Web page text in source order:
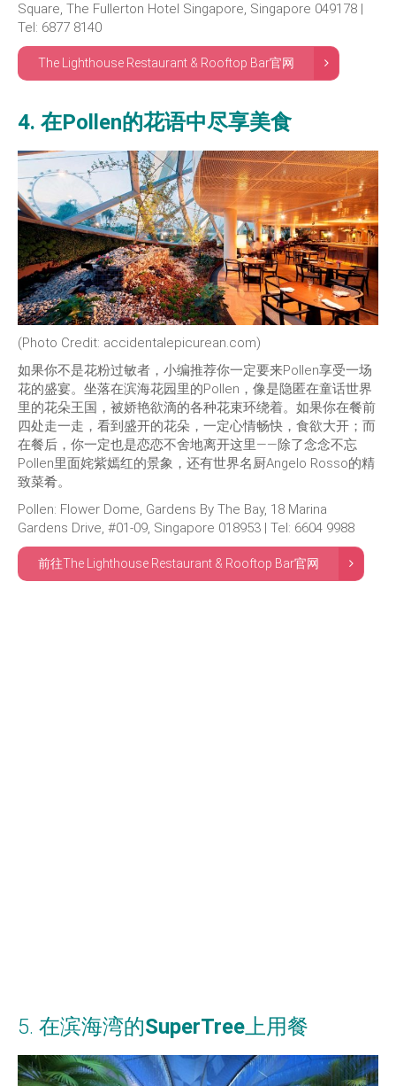
Square, The Fullerton Hotel Singapore, Singapore 049178 |
Tel: 6877 8140
The Lighthouse Restaurant & Rooftop Bar官网
4. 在Pollen的花语中尽享美食
(Photo Credit: accidentalepicurean.com)
如果你不是花粉过敏者，小编推荐你一定要来Pollen享受一场
花的盛宴。坐落在滨海花园里的Pollen，像是隐匿在童话世界
里的花朵王国，被娇艳欲滴的各种花束环绕着。如果你在餐前
四处走一走，看到盛开的花朵，一定心情畅快，食欲大开；而
在餐后，你一定也是恋恋不舍地离开这里——除了念念不忘
Pollen里面姹紫嫣红的景象，还有世界名厨Angelo Rosso的精
致菜肴。
Pollen: Flower Dome, Gardens By The Bay, 18 Marina
Gardens Drive, #01-09, Singapore 018953 | Tel: 6604 9988
前往The Lighthouse Restaurant & Rooftop Bar官网
5. 在滨海湾的SuperTree上用餐